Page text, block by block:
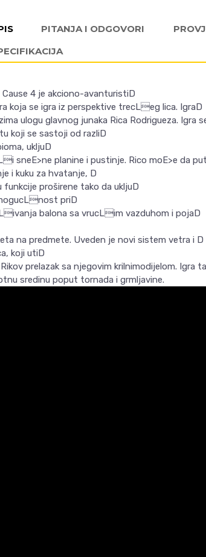
PITANJA I ODGOVORI
4 je akciono-avanturistiD
koja se igra iz perspektive trecLeg lica. IgraD
ulogu glavnog junaka Rica Rodrigueza. Igra
koji se sastoji od razliD
ukljuD
sneE>ne planine i pustinje. Rico moE>e da
i kuku za hvatanje, D
funkcije proširene tako da ukljuD
priD
balona sa vrucLim vazduhom i pojaD
na predmete. Uveden je novi sistem vetra i D
koji utiD
prelazak sa njegovim krilnimodijelom.
sredinu poput tornada i grmljavine.